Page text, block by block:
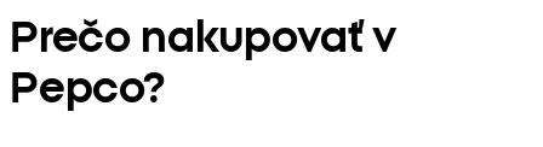
Prečo nakupovať v
Pepco?